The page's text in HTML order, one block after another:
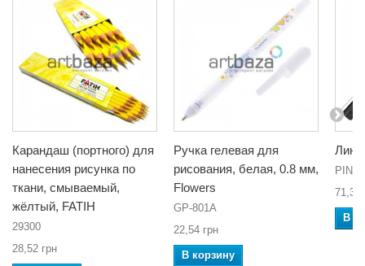
Карандаш (портного) для
нанесения рисунка по
ткани, смываемый,
жёлтый, FATIH
29300
28,52 грн
Ручка гелевая для
рисования, белая, 0.8 мм,
Flowers
GP-801A
22,54 грн
В корзину
PIN
71,30
В